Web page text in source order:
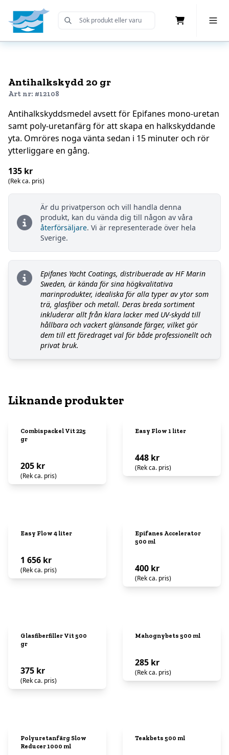
Home Submit Search
Antihalkskydd 20 gr
Art nr: #12108
Antihalkskyddsmedel avsett för Epifanes mono-uretan
samt poly-uretanfärg för att skapa en halkskyddande
yta. Omröres noga vänta sedan i 15 minuter och rör
ytterliggare en gång.
135 kr
(Rek ca. pris)
Är du privatperson och vill handla denna
produkt, kan du vända dig till någon av våra
återförsäljare. Vi är representerade över hela
Sverige.
Epifanes Yacht Coatings, distribuerade av HF Marin
Sweden, är kända för sina högkvalitativa
marinprodukter, idealiska för alla typer av ytor som
trä, glasfiber och metall. Deras breda sortiment
inkluderar allt från klara lacker med UV-skydd till
hållbara och vackert glänsande färger, vilket gör
dem till ett föredraget val för både professionellt och
privat bruk.
Liknande produkter
Combispackel Vit 225
gr
205 kr
(Rek ca. pris)
Easy Flow 1 liter
448 kr
(Rek ca. pris)
Easy Flow 4 liter
1 656 kr
(Rek ca. pris)
Epifanes Accelerator
500 ml
400 kr
(Rek ca. pris)
Glasfiberfiller Vit 500
gr
375 kr
(Rek ca. pris)
Mahognybets 500 ml
285 kr
(Rek ca. pris)
Polyuretanfärg Slow
Reducer 1000 ml
Teakbets 500 ml